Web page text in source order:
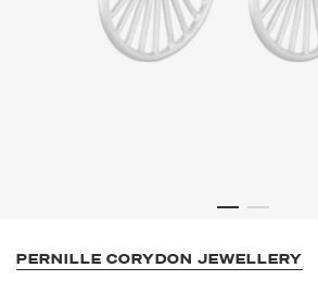
PERNILLE CORYDON JEWELLERY